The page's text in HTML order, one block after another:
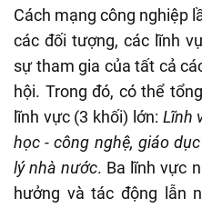
Cách mạng công nghiệp
các đối tượng, các lĩnh
sự tham gia của tất cả
hội. Trong đó, có thể
lĩnh vực (3 khối) lớn: Lĩnh
học - công nghệ, giáo
lý nhà nước. Ba lĩnh vực
hưởng và tác động lẫn